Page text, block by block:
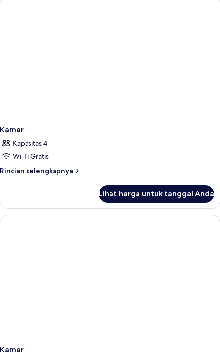
Kamar
Kapasitas 4
Wi-Fi Gratis
Rincian selengkapnya
Rincian
Kamar
Lihat harga untuk tanggal Anda
Kamar